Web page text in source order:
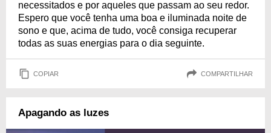
necessitados e por aqueles que passam ao seu redor.
Espero que você tenha uma boa e iluminada noite de
sono e que, acima de tudo, você consiga recuperar
todas as suas energias para o dia seguinte.
COPIAR COMPARTILHAR
Apagando as luzes